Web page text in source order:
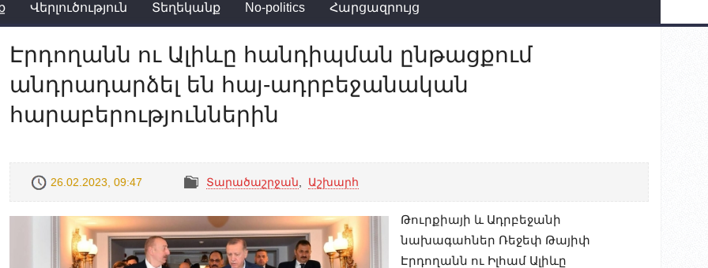
Վերլուծություն Տեղեկանք No-politics Հարցազրույց
Էրդողանն ու Ալիևը հանդիպման ընթացքում
անդրադարձել են հայ-ադրբեջանական
հարաբերություններին
26.02.2023, 09:47 Տարածաշրջան Աշխարհ
Թուրքիայի և Ադրբեջանի
նախագահներ Ռեջեփ Թայիփ
Էրդողանն ու Իլհամ Ալիևը